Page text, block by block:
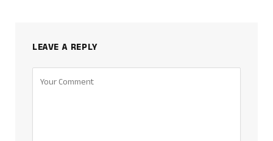
LEAVE A REPLY